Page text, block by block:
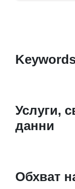
Услуги,
данни
Обхват